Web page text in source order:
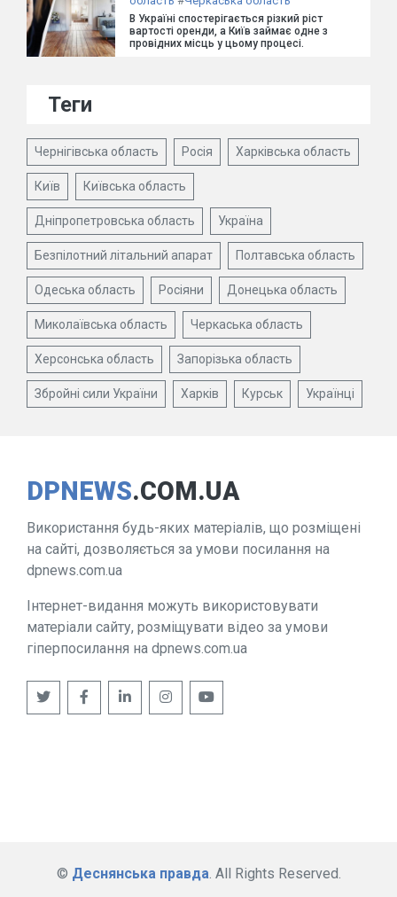
В Україні спостерігається різкий ріст
вартості оренди, а Київ займає одне з
провідних місць у цьому процесі.
Теги
Чернігівська область Росія Харківська область
Київ Київська область
Дніпропетровська область Україна
Безпілотний літальний апарат Полтавська область
Одеська область Росіяни Донецька область
Миколаївська область Черкаська область
Херсонська область Запорізька область
Збройні сили України Харків Курськ Українці
DPNEWS.COM.UA
Використання будь-яких матеріалів, що розміщені
на сайті, дозволяється за умови посилання на
dpnews.com.ua
Інтернет-видання можуть використовувати
матеріали сайту, розміщувати відео за умови
гіперпосилання на dpnews.com.ua
© Деснянська правда. All Rights Reserved.